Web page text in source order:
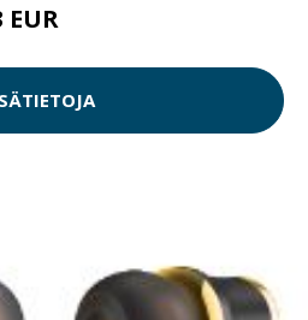
EUR